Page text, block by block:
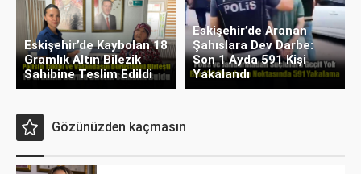
Eskişehir’de Kaybolan 18
Gramlık Altın Bilezik
Sahibine Teslim Edildi
Eskişehir’de Aranan
Şahıslara Dev Darbe:
Son 1 Ayda 591 Kişi
Yakalandı
Gözünüzden kaçmasın